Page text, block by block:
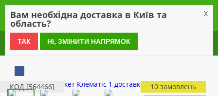
0 800 21 54 55
КОД [564466] 10 замовлень
Вам необхідна доставка в Київ та
область?
X
ТАК НІ, ЗМІНИТИ НАПРЯМОК